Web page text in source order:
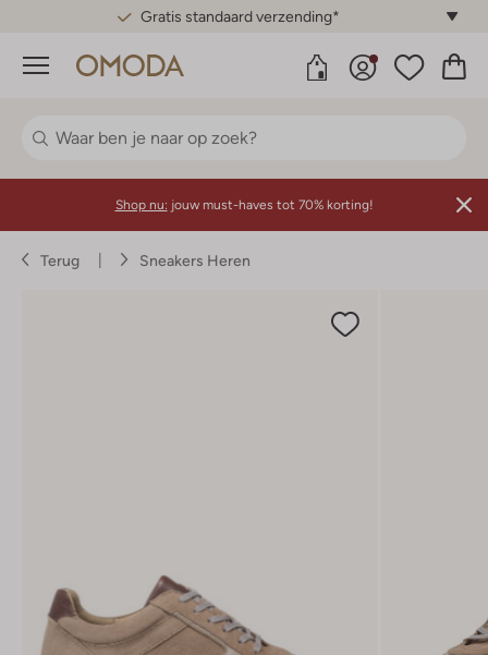
Gratis standaard verzending*
Menu
Shop nu: jouw must-haves tot 70% korting!
Terug Sneakers Heren